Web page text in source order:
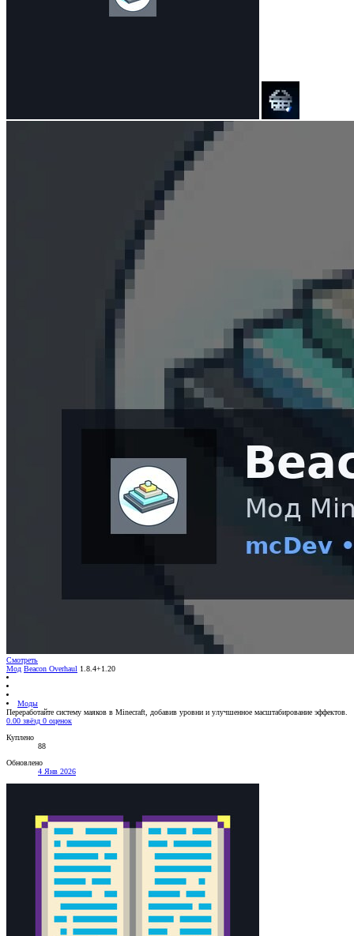
Смотреть
Мод Beacon Overhaul 1.8.4+1.20
Моды
Переработайте систему маяков в Minecraft, добавив уровни и улучшенное масштабирование эффектов.
0.00 звёзд 0 оценок
Куплено
88
Обновлено
4 Янв 2026